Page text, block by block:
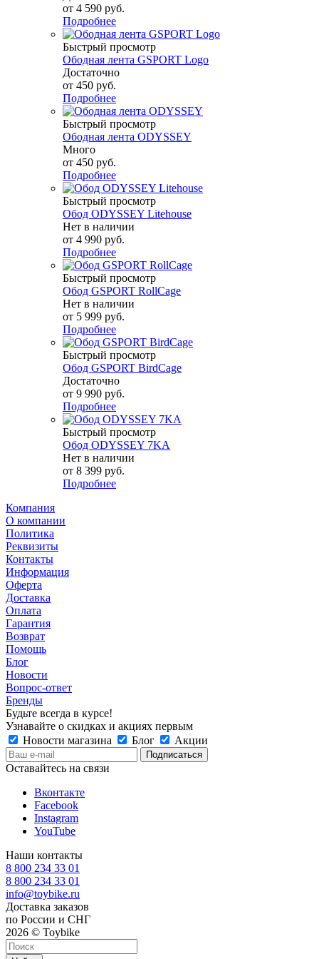
от 4 590 руб.
Подробнее
Быстрый просмотр
Ободная лента GSPORT Logo
Достаточно
от 450 руб.
Подробнее
Быстрый просмотр
Ободная лента ODYSSEY
Много
от 450 руб.
Подробнее
Быстрый просмотр
Обод ODYSSEY Litehouse
Нет в наличии
от 4 990 руб.
Подробнее
Быстрый просмотр
Обод GSPORT RollCage
Нет в наличии
от 5 999 руб.
Подробнее
Быстрый просмотр
Обод GSPORT BirdCage
Достаточно
от 9 990 руб.
Подробнее
Быстрый просмотр
Обод ODYSSEY 7KA
Нет в наличии
от 8 399 руб.
Подробнее
Компания
О компании
Политика
Реквизиты
Контакты
Информация
Оферта
Доставка
Оплата
Гарантия
Возврат
Помощь
Блог
Новости
Вопрос-ответ
Бренды
Будьте всегда в курсе!
Узнавайте о скидках и акциях первым
Новости магазина
Блог Акции
Оставайтесь на связи
Вконтакте
Facebook
Instagram
YouTube
Наши контакты
8 800 234 33 01
8 800 234 33 01
info@toybike.ru
Доставка заказов
по России и СНГ
2026 © Toybike